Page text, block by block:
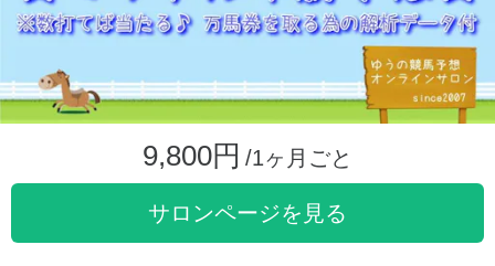
9,800円 /1ヶ月ごと
サロンページを見る